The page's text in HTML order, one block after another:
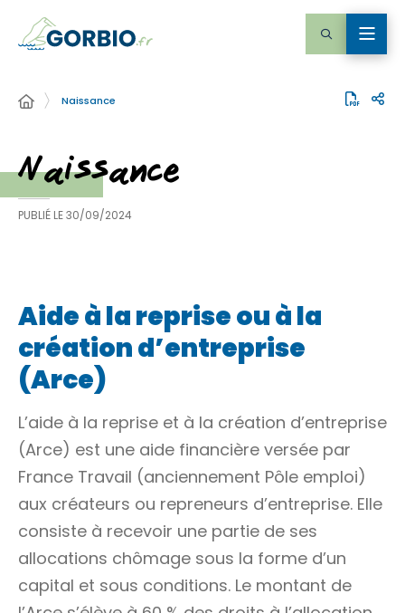
Naissance
Naissance
PUBLIÉ LE30/09/2024
Aide à la reprise ou à la
création d’entreprise
(Arce)
L’aide à la reprise et à la création d’entreprise
(Arce) est une aide financière versée par
France Travail (anciennement Pôle emploi)
aux créateurs ou repreneurs d’entreprise. Elle
consiste à recevoir une partie de ses
allocations chômage sous la forme d’un
capital et sous conditions. Le montant de